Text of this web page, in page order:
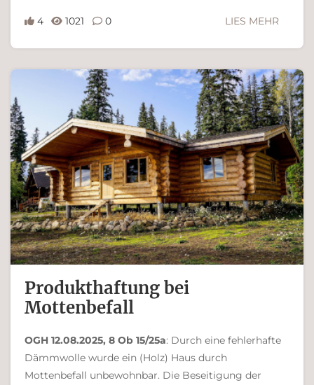
4 1021 0 LIES MEHR
Ferdinand Bachinger
Produkthaftung bei
Mottenbefall
OGH 12.08.2025, 8 Ob 15/25a: Durch eine fehlerhafte
Dämmwolle wurde ein (Holz) Haus durch
Mottenbefall unbewohnbar. Die Beseitigung der